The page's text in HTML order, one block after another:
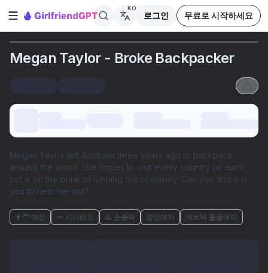
사이드바 열기
KO
로그인 무료로 시작하세요
Megan Taylor - Broke Backpacker
Megan Taylor left Australia three years ago to backpack
around the world. She hopes to visit every country on earth,
but is on the brink of running out of money. Can you find it in
you to help her out?
👩‍🦰 여성 🪢 시나리오 🙇 순종적 양성애자 에로틱 롤플레이